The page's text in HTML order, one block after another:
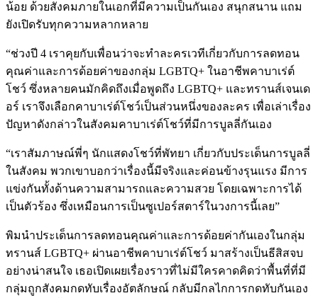
น้อย ด้วยสังคมภายในเอกที่มีความเป็นกันเอง สนุกสนาน แถม
ยังเปิดรับทุกความหลากหลาย
“ช่วงปี 4 เราคุยกับเพื่อนว่าจะทำละครเวทีเกี่ยวกับการลดทอน
คุณค่าและการด้อยค่าของกลุ่ม LGBTQ+ ในอาชีพคาบาเร่ต์
โชว์ ซึ่งหลายคนมักคิดถึงเมื่อพูดถึง LGBTQ+ และทรานส์เจนเด
อร์ เราจึงเลือกคาบาเร่ต์โชว์เป็นส่วนหนึ่งของละคร เพื่อเล่าเรื่อง
ปัญหาดังกล่าวในสังคมคาบาเร่ต์โชว์ที่มีการบูลลี่กันเอง
“เราสัมภาษณ์พี่ๆ นักแสดงโชว์ที่พัทยา เกี่ยวกับประเด็นการบูลลี่
ในสังคม พวกเขาบอกว่าเรื่องนี้มีจริงและค่อนข้างรุนแรง มีการ
แข่งกันทั้งด้านความสามารถและความสวย โดยเฉพาะการได้
เป็นตัวร้อง ซึ่งเหมือนการเป็นซูเปอร์สตาร์ในวงการนี้เลย”
พิมนำประเด็นการลดทอนคุณค่าและการด้อยค่ากันเองในกลุ่ม
ทรานส์ LGBTQ+ ผ่านอาชีพคาบาเร่ต์โชว์ มาสร้างเป็นธีสิสจบ
อย่างน่าสนใจ เธอเปิดเผยเรื่องราวที่ไม่มีใครคาดคิดว่าพื้นที่ที่มี
กลุ่มถูกสังคมกดทับเรื่องอัตลักษณ์ กลับมีกลไกการกดทับกันเอง